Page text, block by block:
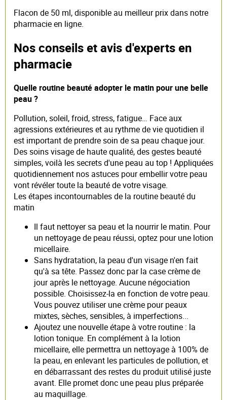
Flacon de 50 ml, disponible au meilleur prix dans notre
pharmacie en ligne.
Nos conseils et avis d'experts en
pharmacie
Quelle routine beauté adopter le matin pour une belle
peau ?
Pollution, soleil, froid, stress, fatigue… Face aux
agressions extérieures et au rythme de vie quotidien il
est important de prendre soin de sa peau chaque jour.
Des soins visage de haute qualité, des gestes beauté
simples, voilà les secrets d'une peau au top ! Appliquées
quotidiennement nos astuces pour embellir votre peau
vont révéler toute la beauté de votre visage.
Les étapes incontournables de la routine beauté du
matin
Il faut nettoyer sa peau et la nourrir le matin. Pour
un nettoyage de peau réussi, optez pour une lotion
micellaire.
Sans hydratation, la peau d'un visage n'en fait
qu'à sa tête. Passez donc par la case crème de
jour après le nettoyage. Aucune négociation
possible. Choisissez-la en fonction de votre peau.
Vous pouvez utiliser une crème pour peaux
mixtes, sèches, sensibles, à imperfections...
Ajoutez une nouvelle étape à votre routine : la
lotion tonique. En complément à la lotion
micellaire, elle permettra un nettoyage à 100% de
la peau, en enlevant les particules de pollution, et
en débarrassant des restes du produit utilisé juste
avant. Elle promet donc une peau plus préparée
au maquillage.